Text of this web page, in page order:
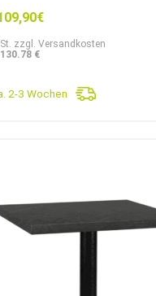
€Aktueller
ist:
zzgl. Versandkosten
€
2-3 Wochen